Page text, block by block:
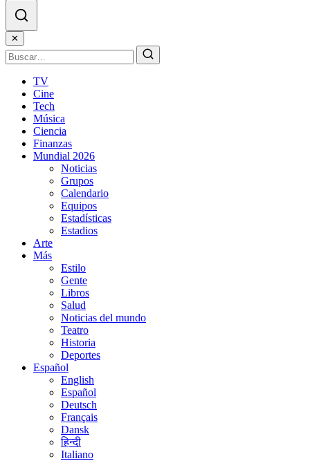
✕
TV
Cine
Tech
Música
Ciencia
Finanzas
Mundial 2026
Noticias
Grupos
Calendario
Equipos
Estadísticas
Estadios
Arte
Más
Estilo
Gente
Libros
Salud
Noticias del mundo
Teatro
Historia
Deportes
Español
English
Español
Deutsch
Français
Dansk
हिन्दी
Italiano